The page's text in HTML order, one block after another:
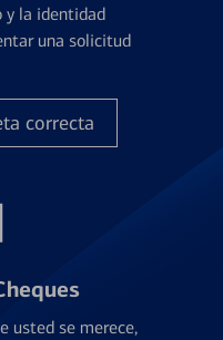
y la identidad
una solicitud
correcta
usted se merece,